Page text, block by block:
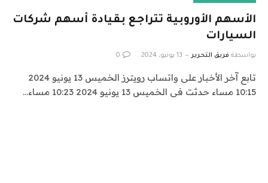
الأسهم الأوروبية تتراجع بقيادة أسهم شركات
السيارات
بواسطة فريق التحرير 13 يونيو، 2024 0
تابع آخر الأخبار على واتساب رويترز الخميس 13 يونيو 2024
10:15 مساء حدثت فى الخميس 13 يونيو 2024 10:23 مساء…